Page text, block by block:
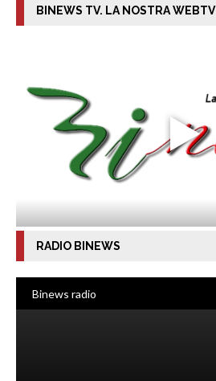
BINEWS TV. LA NOSTRA WEBTV
RADIO BINEWS